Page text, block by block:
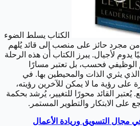
الكتاب يسلط الضوء
مجرد حائز على منصب إلى قائد يُلهم
يدوم لأجيال. يبرز الكتاب أن هذه الرحلة
فحسب، بل تعتبر مسارًا
يثري الذات والمحيطين بها. في
على رؤية ما لا يمكن للآخرين رؤيته،
يُعتبر القائد محورًا للتغيير، يُرشد بحكمة
على الابتكار والتطوير المستمر.